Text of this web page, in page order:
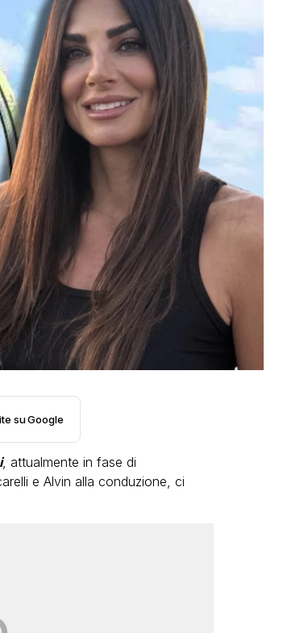
su Google
, attualmente in fase di
e Alvin alla conduzione, ci